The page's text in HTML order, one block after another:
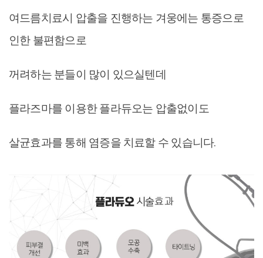
여드름치료시 압출을 진행하는 겨웅에는 통증으로
인한 불편함으로
꺼려하는 분들이 많이 있으실텐데
플라즈마를 이용한 플라듀오는 압출없이도
살균효과를 통해 염증을 치료할 수 있습니다.